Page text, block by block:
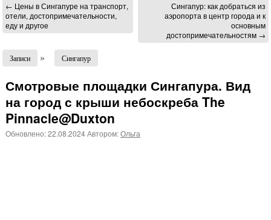
← Цены в Сингапуре на транспорт,
отели, достопримечательности,
еду и другое
Сингапур: как добраться из
аэропорта в центр города и к
основным
достопримечательностям →
Записи » Сингапур
Смотровые площадки Сингапура. Вид
на город с крыши небоскреба The
Pinnacle@Duxton
Обновлено:22.08.2024Автором:Ольга